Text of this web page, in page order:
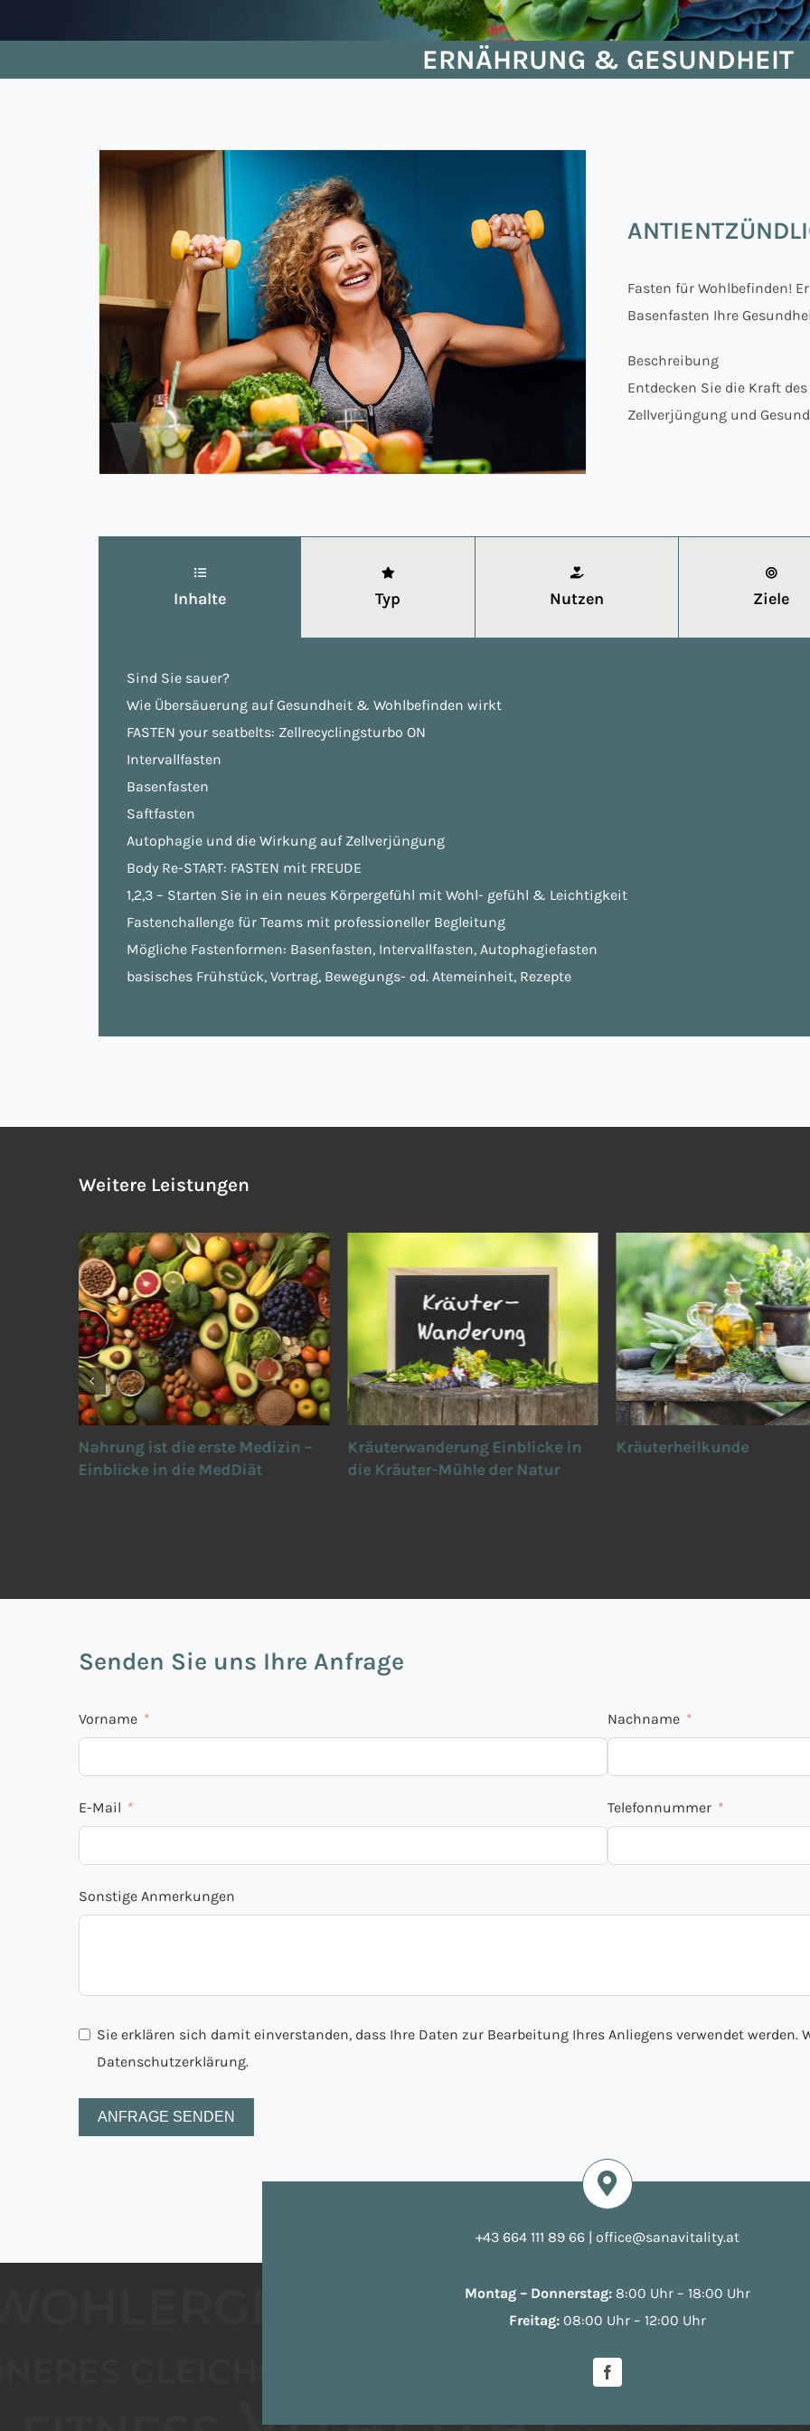
ERNÄHRUNG & GESUNDHEIT
Fasten für Wohlbefinden!
Basenfasten Ihre
Beschreibung
Entdecken Sie die Kraft
Zellverjüngung und
Inhalte Typ Nutzen Ziele
Sind Sie sauer?
Wie Übersäuerung auf Gesundheit & Wohlbefinden wirkt
FASTEN your seatbelts: Zellrecyclingsturbo ON
Intervallfasten
Basenfasten
Saftfasten
Autophagie und die Wirkung auf Zellverjüngung
Body Re-START: FASTEN mit FREUDE
1,2,3 – Starten Sie in ein neues Körpergefühl mit Wohl- gefühl & Leichtigkeit
Fastenchallenge für Teams mit professioneller Begleitung
Mögliche Fastenformen: Basenfasten, Intervallfasten, Autophagiefasten
basisches Frühstück, Vortrag, Bewegungs- od. Atemeinheit, Rezepte
Weitere Leistungen
Nahrung ist die erste Medizin –
Einblicke in die MedDiät
Kräuterwanderung Einblicke in
die Kräuter-Mühle der Natur
Kräuterheilkunde
Senden Sie uns Ihre Anfrage
Vorname Nachname
E-Mail Telefonnummer
Sonstige Anmerkungen
Sie erklären sich damit einverstanden, dass Ihre Daten zur Bearbeitung Ihres Anliegens verwendet
Datenschutzerklärung.
ANFRAGE SENDEN
+43 664 111 89 66| office@sanavitality.at
Montag – Donnerstag: 8:00 Uhr – 18:00 Uhr
Freitag: 08:00 Uhr – 12:00 Uhr